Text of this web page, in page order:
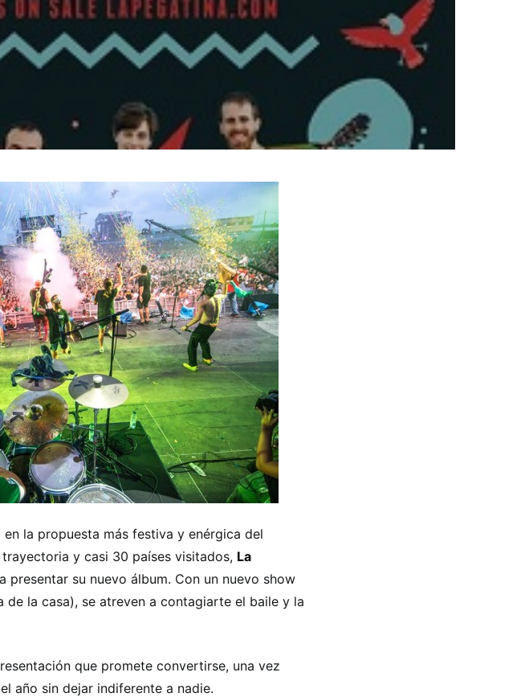
la propuesta más festiva y enérgica del
y casi 30 países visitados, La
presentar su nuevo álbum. Con un nuevo show
de la casa), se atreven a contagiarte el baile y la
que promete convertirse, una vez
año sin dejar indiferente a nadie.